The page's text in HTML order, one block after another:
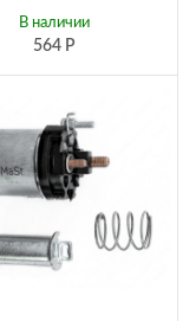
564 Р
В наличии